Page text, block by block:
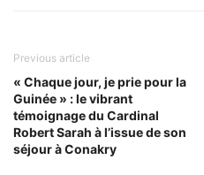
Previous article
« Chaque jour, je prie pour la
Guinée » : le vibrant
témoignage du Cardinal
Robert Sarah à l’issue de son
séjour à Conakry